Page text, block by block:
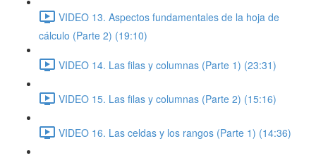
VIDEO 13. Aspectos fundamentales de la hoja de
cálculo (Parte 2) (19:10)
VIDEO 14. Las filas y columnas (Parte 1) (23:31)
VIDEO 15. Las filas y columnas (Parte 2) (15:16)
VIDEO 16. Las celdas y los rangos (Parte 1) (14:36)